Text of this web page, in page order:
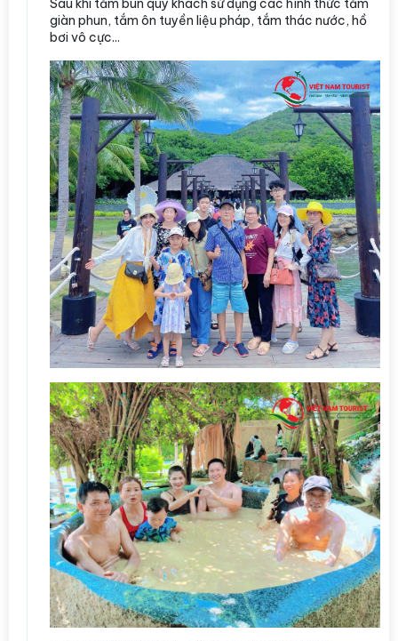
Sau khi tắm bùn quý khách sử dụng các hình thức tắm
giàn phun, tắm ôn tuyền liệu pháp, tắm thác nước, hồ
bơi vô cực...